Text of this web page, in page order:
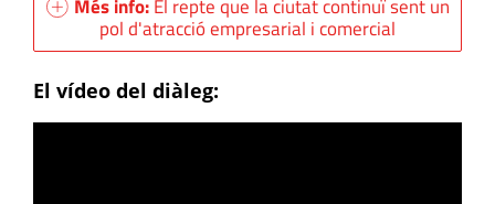
Més info:El repte que la ciutat continuï sent un
pol d'atracció empresarial i comercial
El vídeo del diàleg: